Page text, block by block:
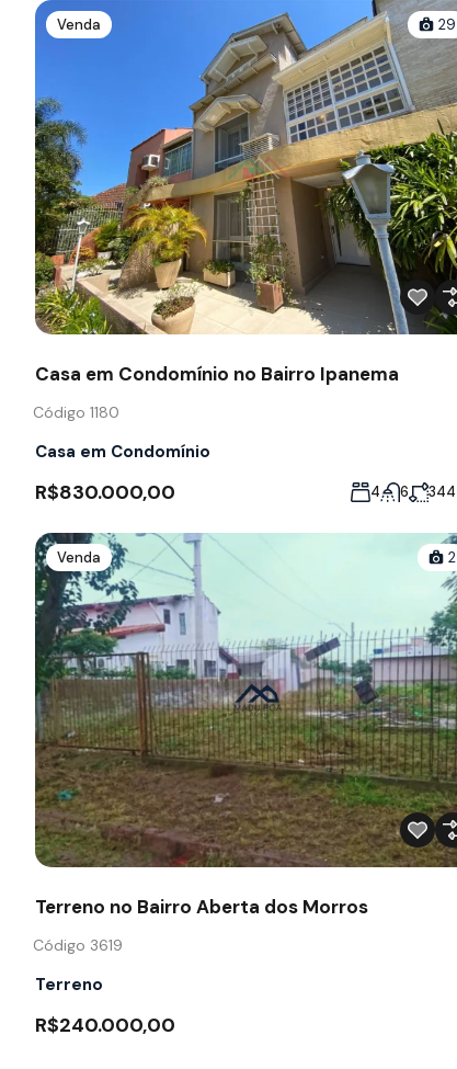
Venda 29
Casa em Condomínio no Bairro Ipanema
Código 1180
Casa em Condomínio
R$830.000,00 4 6 344
Venda 2
Terreno no Bairro Aberta dos Morros
Código 3619
Terreno
R$240.000,00